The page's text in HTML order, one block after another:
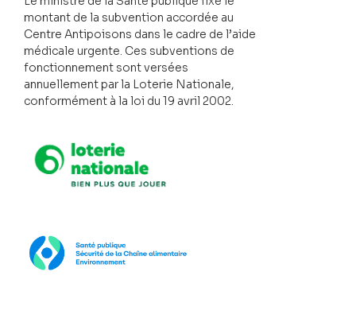
montant de la subvention accordée au
Centre Antipoisons dans le cadre de l’aide
médicale urgente. Ces subventions de
fonctionnement sont versées
annuellement par la Loterie Nationale,
conformément à la loi du 19 avril 2002.
Loterie Nationale